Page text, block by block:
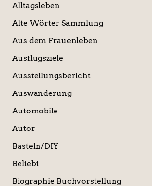
Alltagsleben
Alte Wörter Sammlung
Aus dem Frauenleben
Ausflugsziele
Ausstellungsbericht
Auswanderung
Automobile
Autor
Basteln/DIY
Beliebt
Biographie Buchvorstellung